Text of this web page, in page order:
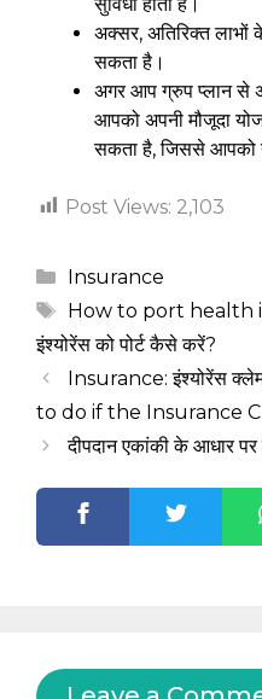
अक्सर, अतिरिक्त लाभों
सकता है।
अगर आप ग्रुप प्लान से
आपको अपनी मौजूदा
सकता है, जिससे आपको
Post Views: 2,103
Categories
Insurance
Tags
How to port health
इंश्योरेंस को पोर्ट कैसे करें?
Insurance: इंश्योरेंस
to do if the Insurance
दीपदान एकांकी के आधार पर